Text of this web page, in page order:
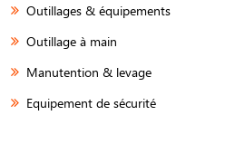
Outillages & équipements
Outillage à main
Manutention & levage
Equipement de sécurité